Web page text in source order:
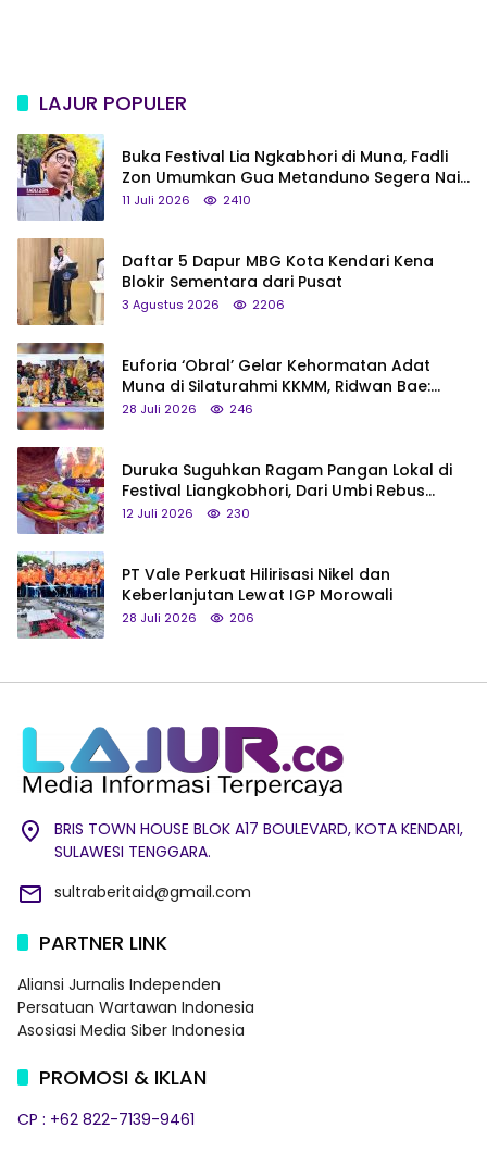
LAJUR POPULER
Buka Festival Lia Ngkabhori di Muna, Fadli
Zon Umumkan Gua Metanduno Segera Naik
Status Jadi Cagar Budaya Nasional
11 Juli 2026 2410
Daftar 5 Dapur MBG Kota Kendari Kena
Blokir Sementara dari Pusat
3 Agustus 2026 2206
Euforia ‘Obral’ Gelar Kehormatan Adat
Muna di Silaturahmi KKMM, Ridwan Bae:
Saya Bukan Tipe Begitu, Belum Pantas!
28 Juli 2026 246
Duruka Suguhkan Ragam Pangan Lokal di
Festival Liangkobhori, Dari Umbi Rebus
hingga Tumpeng Beras Muna
12 Juli 2026 230
PT Vale Perkuat Hilirisasi Nikel dan
Keberlanjutan Lewat IGP Morowali
28 Juli 2026 206
BRIS TOWN HOUSE BLOK A17 BOULEVARD, KOTA KENDARI,
SULAWESI TENGGARA.
sultraberitaid@gmail.com
PARTNER LINK
Aliansi Jurnalis Independen
Persatuan Wartawan Indonesia
Asosiasi Media Siber Indonesia
PROMOSI & IKLAN
CP : +62 822-7139-9461